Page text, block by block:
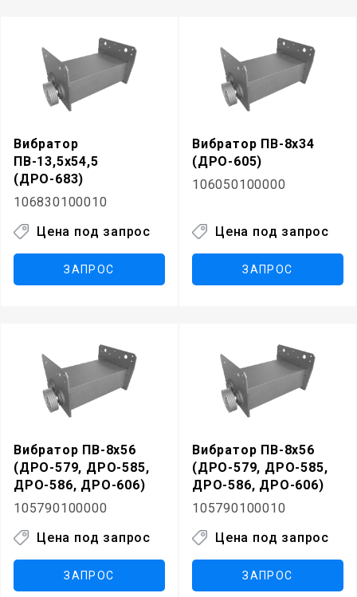
Вибратор
ПВ-13,5х54,5
(ДРО-683)
106830100010
Цена под запрос
ЗАПРОС
Вибратор ПВ-8х34
(ДРО-605)
106050100000
Цена под запрос
ЗАПРОС
Вибратор ПВ-8х56
(ДРО-579, ДРО-585,
ДРО-586, ДРО-606)
105790100000
Цена под запрос
ЗАПРОС
Вибратор ПВ-8х56
(ДРО-579, ДРО-585,
ДРО-586, ДРО-606)
105790100010
Цена под запрос
ЗАПРОС